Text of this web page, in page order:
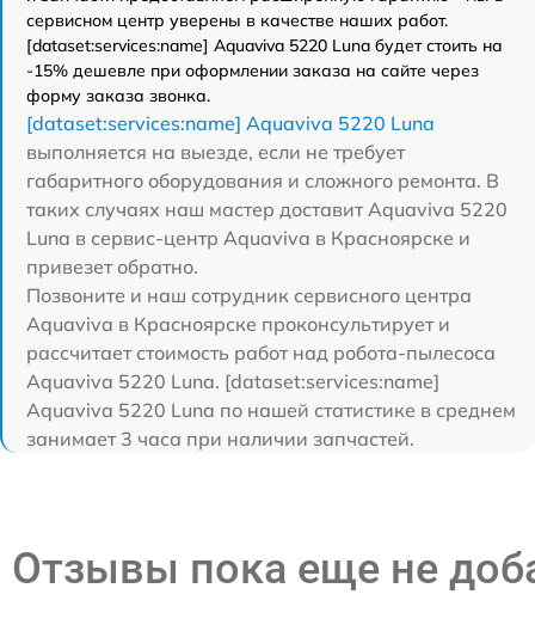
сервисном центр уверены в качестве наших работ.
[dataset:services:name] Aquaviva 5220 Luna будет стоить на
-15% дешевле при оформлении заказа на сайте через
форму заказа звонка.
[dataset:services:name] Aquaviva 5220 Luna
выполняется на выезде, если не требует
габаритного оборудования и сложного ремонта. В
таких случаях наш мастер доставит Aquaviva 5220
Luna в сервис-центр Aquaviva в Красноярске и
привезет обратно.
Позвоните и наш сотрудник сервисного центра
Aquaviva в Красноярске проконсультирует и
рассчитает стоимость работ над робота-пылесоса
Aquaviva 5220 Luna. [dataset:services:name]
Aquaviva 5220 Luna по нашей статистике в среднем
занимает 3 часа при наличии запчастей.
Отзывы пока еще не